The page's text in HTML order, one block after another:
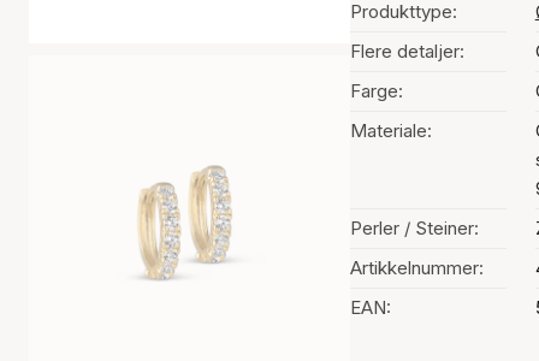
Produkttype:
Flere detaljer:
Farge:
Materiale:
Perler / Steiner:
Artikkelnummer:
EAN: